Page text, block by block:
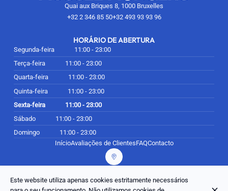
Quai aux Briques 8, 1000 Bruxelles
+32 2 346 85 50+32 493 93 93 96
HORÁRIO DE ABERTURA
Segunda-feira
11:00 - 23:00
Terça-feira
11:00 - 23:00
Quarta-feira
11:00 - 23:00
Quinta-feira
11:00 - 23:00
Sexta-feira
11:00 - 23:00
Sábado
11:00 - 23:00
Domingo
11:00 - 23:00
InícioAvaliações de ClientesFAQContacto
© Mussel Mongers 2026
Este website utiliza apenas cookies estritamente necessários